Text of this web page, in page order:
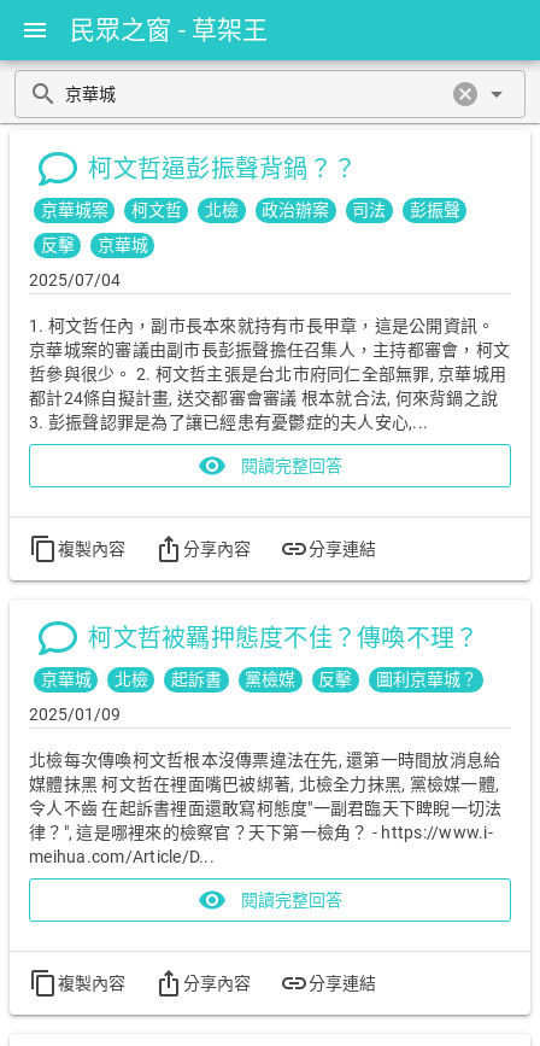
menu 民眾之窗 - 草架王
柯文哲逼彭振聲背鍋？？
京華城案 柯文哲 北檢 政治辦案 司法
彭振聲
反擊
京華城
2025/07/04
1. 柯文哲任內，副市長本來就持有市長甲章，這是公開資訊。
京華城案的審議由副市長彭振聲擔任召集人，主持都審會，柯文
哲參與很少。 2. 柯文哲主張是台北市府同仁全部無罪, 京華城用
都計24條自擬計畫, 送交都審會審議 根本就合法, 何來背鍋之說
3. 彭振聲認罪是為了讓已經患有憂鬱症的夫人安心,...
visibility 閱讀完整回答
content_copy複製內容 ios_share 分享內容 link分享連結
柯文哲被羈押態度不佳？傳喚不理？
京華城 北檢 起訴書 黨檢媒 反擊
圖利京華城？
2025/01/09
北檢每次傳喚柯文哲根本沒傳票違法在先, 還第一時間放消息給
媒體抹黑 柯文哲在裡面嘴巴被綁著, 北檢全力抹黑, 黨檢媒一體,
令人不齒 在起訴書裡面還敢寫柯態度"一副君臨天下睥睨一切法
律？", 這是哪裡來的檢察官？天下第一檢角？ - https://www.i-
meihua.com/Article/D...
visibility 閱讀完整回答
content_copy複製內容 ios_share 分享內容 link分享連結
search cancel arrow_drop_down